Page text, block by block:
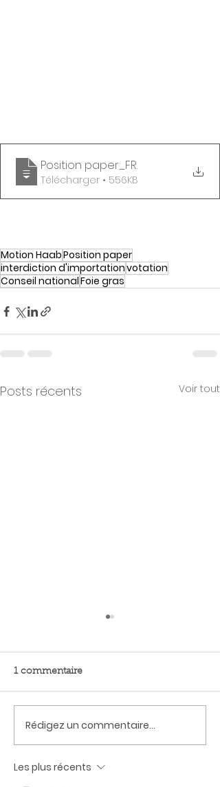
Position paper_FR.
Télécharger • 556KB
Motion HaabPosition paper
interdiction d'importationvotation
Conseil nationalFoie gras
Posts récents Voir tout
Alors ? C’est interdit ou
c’est pas interdit ?
1 commentaire
Rédigez un commentaire...
Les plus récents